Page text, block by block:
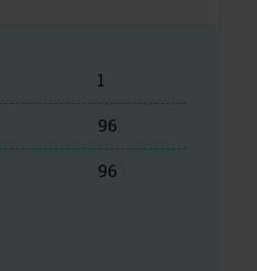
1
96
96